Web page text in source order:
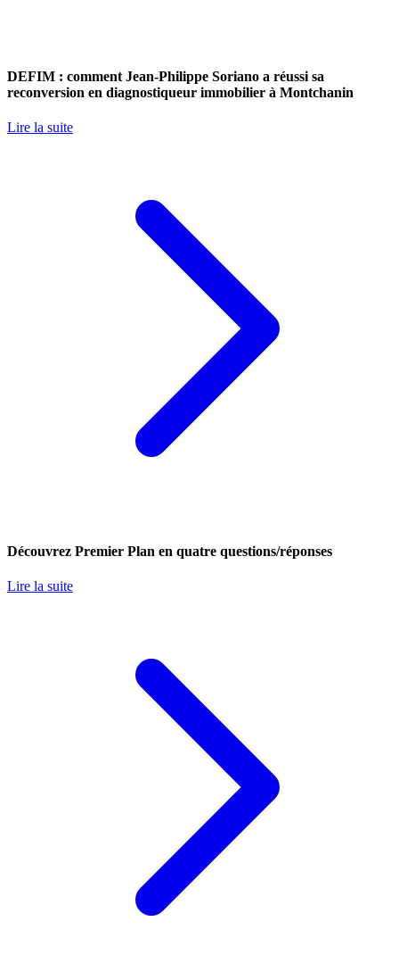
DEFIM : comment Jean-Philippe Soriano a réussi sa
reconversion en diagnostiqueur immobilier à Montchanin
Lire la suite
Découvrez Premier Plan en quatre questions/réponses
Lire la suite